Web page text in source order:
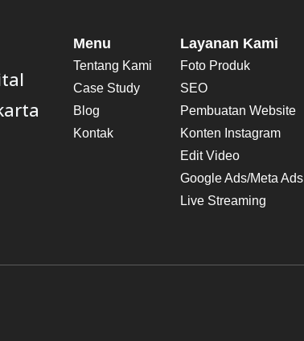
Menu
Tentang Kami
Case Study
Blog
Kontak
Layanan Kami
Foto Produk
SEO
Pembuatan Website
Konten Instagram
Edit Video
Google Ads/Meta Ads
Live Streaming